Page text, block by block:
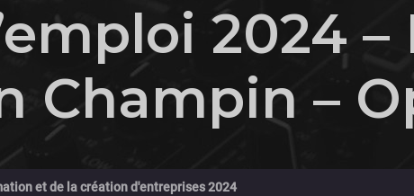
2024
Champin –
et de la création d'entreprises 2024